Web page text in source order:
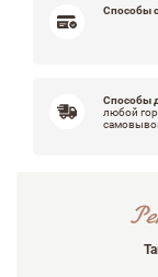
Способы
Способы
любой